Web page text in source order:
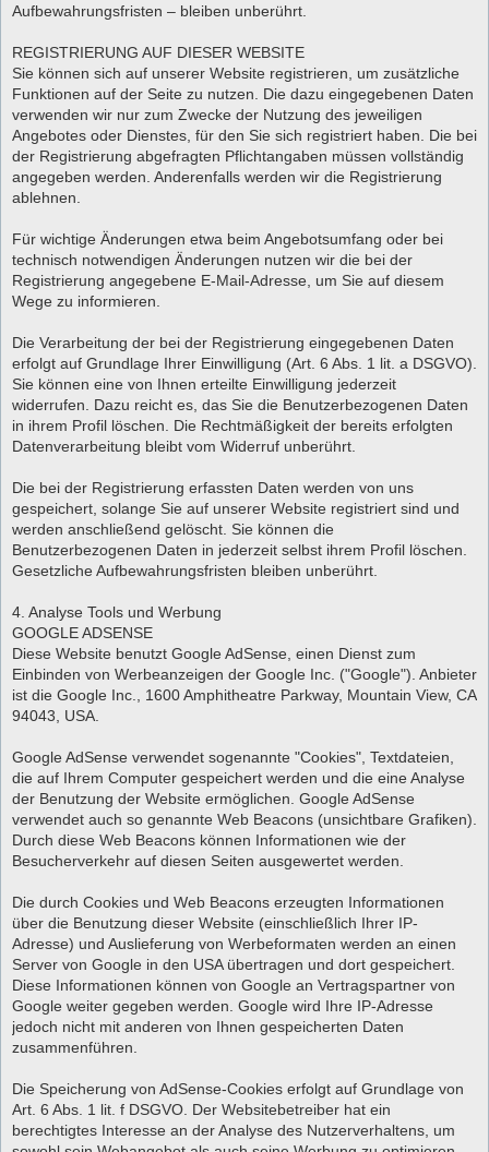
Aufbewahrungsfristen – bleiben unberührt.
REGISTRIERUNG AUF DIESER WEBSITE
Sie können sich auf unserer Website registrieren, um zusätzliche
Funktionen auf der Seite zu nutzen. Die dazu eingegebenen Daten
verwenden wir nur zum Zwecke der Nutzung des jeweiligen
Angebotes oder Dienstes, für den Sie sich registriert haben. Die bei
der Registrierung abgefragten Pflichtangaben müssen vollständig
angegeben werden. Anderenfalls werden wir die Registrierung
ablehnen.
Für wichtige Änderungen etwa beim Angebotsumfang oder bei
technisch notwendigen Änderungen nutzen wir die bei der
Registrierung angegebene E-Mail-Adresse, um Sie auf diesem
Wege zu informieren.
Die Verarbeitung der bei der Registrierung eingegebenen Daten
erfolgt auf Grundlage Ihrer Einwilligung (Art. 6 Abs. 1 lit. a DSGVO).
Sie können eine von Ihnen erteilte Einwilligung jederzeit
widerrufen. Dazu reicht es, das Sie die Benutzerbezogenen Daten
in ihrem Profil löschen. Die Rechtmäßigkeit der bereits erfolgten
Datenverarbeitung bleibt vom Widerruf unberührt.
Die bei der Registrierung erfassten Daten werden von uns
gespeichert, solange Sie auf unserer Website registriert sind und
werden anschließend gelöscht. Sie können die
Benutzerbezogenen Daten in jederzeit selbst ihrem Profil löschen.
Gesetzliche Aufbewahrungsfristen bleiben unberührt.
4. Analyse Tools und Werbung
GOOGLE ADSENSE
Diese Website benutzt Google AdSense, einen Dienst zum
Einbinden von Werbeanzeigen der Google Inc. ("Google"). Anbieter
ist die Google Inc., 1600 Amphitheatre Parkway, Mountain View, CA
94043, USA.
Google AdSense verwendet sogenannte "Cookies", Textdateien,
die auf Ihrem Computer gespeichert werden und die eine Analyse
der Benutzung der Website ermöglichen. Google AdSense
verwendet auch so genannte Web Beacons (unsichtbare Grafiken).
Durch diese Web Beacons können Informationen wie der
Besucherverkehr auf diesen Seiten ausgewertet werden.
Die durch Cookies und Web Beacons erzeugten Informationen
über die Benutzung dieser Website (einschließlich Ihrer IP-
Adresse) und Auslieferung von Werbeformaten werden an einen
Server von Google in den USA übertragen und dort gespeichert.
Diese Informationen können von Google an Vertragspartner von
Google weiter gegeben werden. Google wird Ihre IP-Adresse
jedoch nicht mit anderen von Ihnen gespeicherten Daten
zusammenführen.
Die Speicherung von AdSense-Cookies erfolgt auf Grundlage von
Art. 6 Abs. 1 lit. f DSGVO. Der Websitebetreiber hat ein
berechtigtes Interesse an der Analyse des Nutzerverhaltens, um